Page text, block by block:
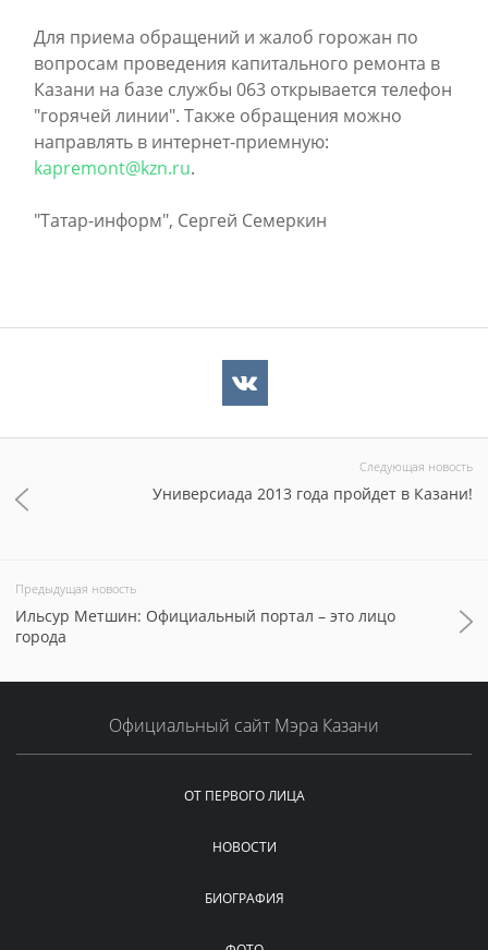
Для приема обращений и жалоб горожан по
вопросам проведения капитального ремонта в
Казани на базе службы 063 открывается телефон
"горячей линии". Также обращения можно
направлять в интернет-приемную:
kapremont@kzn.ru.
"Татар-информ", Сергей Семеркин
Следующая новость
Универсиада 2013 года пройдет в Казани!
Предыдущая новость
Ильсур Метшин: Официальный портал – это лицо
города
Официальный сайт Мэра Казани
ОТ ПЕРВОГО ЛИЦА
НОВОСТИ
БИОГРАФИЯ